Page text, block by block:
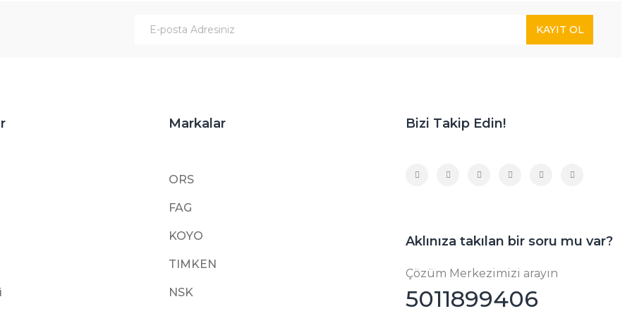
KAYIT OL
Markalar
ORS
FAG
KOYO
TIMKEN
NSK
Bizi Takip Edin!
Aklınıza takılan bir soru mu var?
Çözüm Merkezimizi arayın
5011899406